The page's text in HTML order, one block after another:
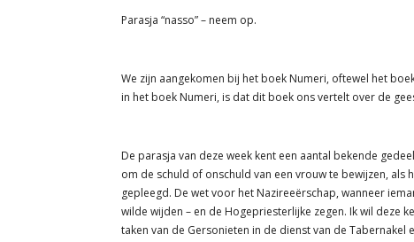
Parasja “nasso” – neem op.
We zijn aangekomen bij het boek Numeri, oftewel het
in het boek Numeri, is dat dit boek ons vertelt over de
De parasja van deze week kent een aantal bekende
om de schuld of onschuld van een vrouw te bewijzen,
gepleegd. De wet voor het Nazireeërschap, wanneer
wilde wijden – en de Hogepriesterlijke zegen. Ik wil deze
taken van de Gersonieten in de dienst van de